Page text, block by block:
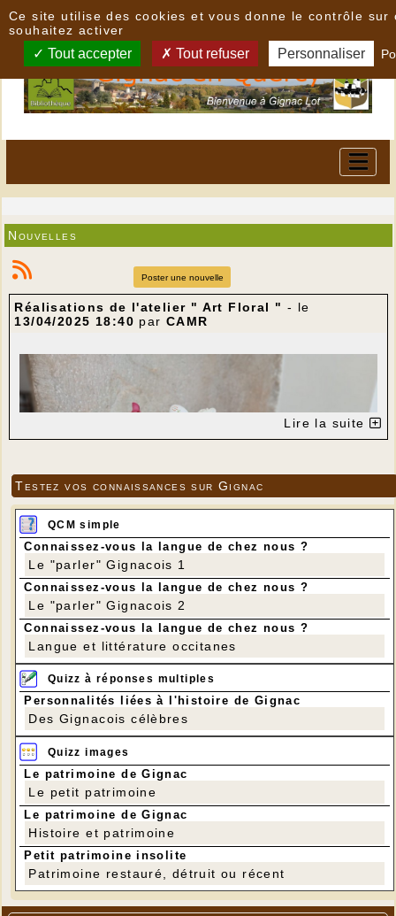
Nouvelles
Poster une nouvelle
Réalisations de l'atelier " Art Floral " - le
13/04/2025 18:40 par CAMR
---
Lire la suite
Testez vos connaissances sur Gignac
QCM simple
Connaissez-vous la langue de chez nous ?
Le "parler" Gignacois 1
Connaissez-vous la langue de chez nous ?
Le "parler" Gignacois 2
Connaissez-vous la langue de chez nous ?
Langue et littérature occitanes
Quizz à réponses multiples
Personnalités liées à l'histoire de Gignac
Des Gignacois célèbres
Quizz images
Le patrimoine de Gignac
Le petit patrimoine
Le patrimoine de Gignac
Histoire et patrimoine
Petit patrimoine insolite
Patrimoine restauré, détruit ou récent
Ce site utilise des cookies et vous donne le contrôle sur
souhaitez activer
Tout accepter Tout refuser Personnaliser